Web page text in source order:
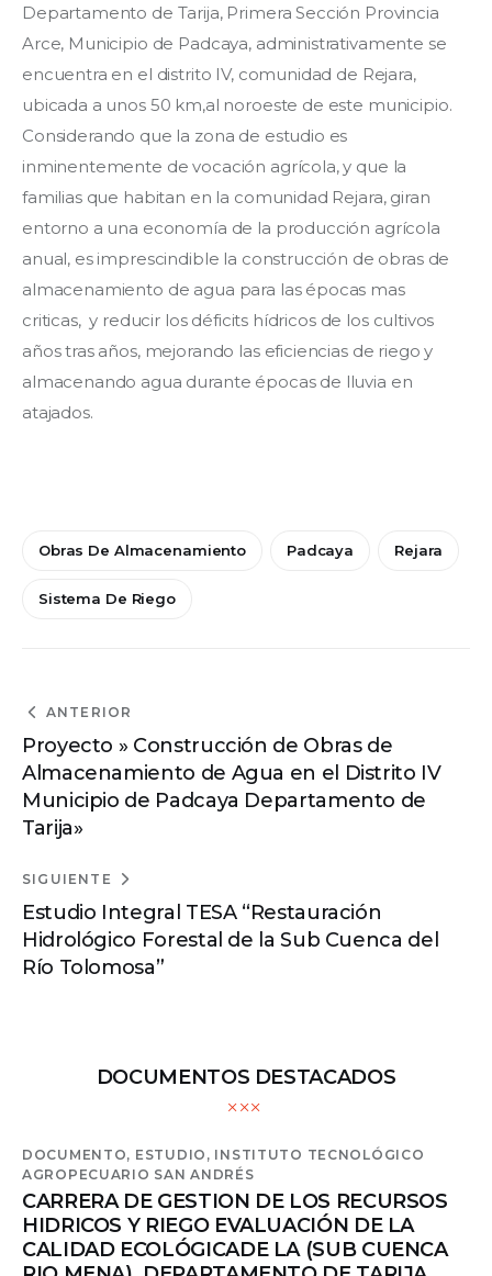
Departamento de Tarija, Primera Sección Provincia
Arce, Municipio de Padcaya, administrativamente se
encuentra en el distrito IV, comunidad de Rejara,
ubicada a unos 50 km,al noroeste de este municipio.
Considerando que la zona de estudio es
inminentemente de vocación agrícola, y que la
familias que habitan en la comunidad Rejara, giran
entorno a una economía de la producción agrícola
anual, es imprescindible la construcción de obras de
almacenamiento de agua para las épocas mas
criticas,  y reducir los déficits hídricos de los cultivos
años tras años, mejorando las eficiencias de riego y
almacenando agua durante épocas de lluvia en
atajados.
Obras De Almacenamiento Padcaya Rejara
Sistema De Riego
ANTERIOR
Proyecto » Construcción de Obras de
Almacenamiento de Agua en el Distrito IV
Municipio de Padcaya Departamento de
Tarija»
SIGUIENTE
Estudio Integral TESA “Restauración
Hidrológico Forestal de la Sub Cuenca del
Río Tolomosa”
DOCUMENTOS DESTACADOS
DOCUMENTO, ESTUDIO, INSTITUTO TECNOLÓGICO
AGROPECUARIO SAN ANDRÉS
CARRERA DE GESTION DE LOS RECURSOS
HIDRICOS Y RIEGO EVALUACIÓN DE LA
CALIDAD ECOLÓGICADE LA (SUB CUENCA